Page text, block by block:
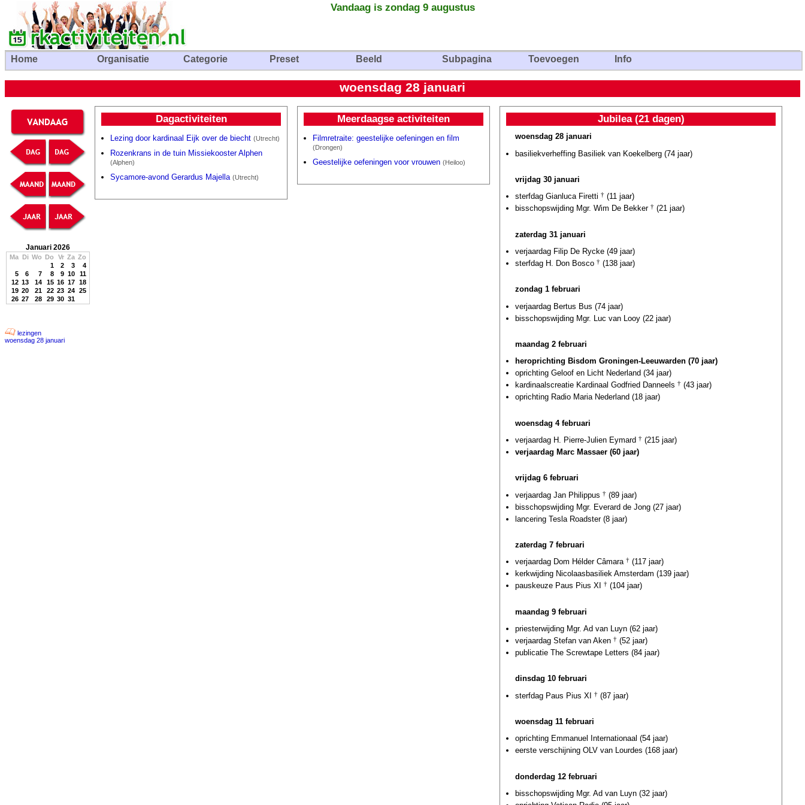
Vandaag is zondag 9 augustus
Home Organisatie Categorie Preset Beeld Subpagina Toevoegen Info
woensdag 28 januari
Januari 2026
Ma Di Wo Do Vr Za Zo
1
2 3
4
5
6 7 8 9 10
11
12 13 14 15 16 17 18
19 20 21 22 23 24 25
26 27 28 29 30 31
lezingen
woensdag 28 januari
Dagactiviteiten
Lezing door kardinaal Eijk over de biecht (Utrecht)
Rozenkrans in de tuin Missiekooster Alphen
(Alphen)
Sycamore-avond Gerardus Majella (Utrecht)
Meerdaagse activiteiten
Filmretraite: geestelijke oefeningen en film
(Drongen)
Geestelijke oefeningen voor vrouwen (Heiloo)
Jubilea (21 dagen)
woensdag 28 januari
basiliekverheffing Basiliek van Koekelberg (74 jaar)
vrijdag 30 januari
sterfdag Gianluca Firetti † (11 jaar)
bisschopswijding Mgr. Wim De Bekker † (21 jaar)
zaterdag 31 januari
verjaardag Filip De Rycke (49 jaar)
sterfdag H. Don Bosco † (138 jaar)
zondag 1 februari
verjaardag Bertus Bus (74 jaar)
bisschopswijding Mgr. Luc van Looy (22 jaar)
maandag 2 februari
heroprichting Bisdom Groningen-Leeuwarden (70 jaar)
oprichting Geloof en Licht Nederland (34 jaar)
kardinaalscreatie Kardinaal Godfried Danneels † (43 jaar)
oprichting Radio Maria Nederland (18 jaar)
woensdag 4 februari
verjaardag H. Pierre-Julien Eymard † (215 jaar)
verjaardag Marc Massaer (60 jaar)
vrijdag 6 februari
verjaardag Jan Philippus † (89 jaar)
bisschopswijding Mgr. Everard de Jong (27 jaar)
lancering Tesla Roadster (8 jaar)
zaterdag 7 februari
verjaardag Dom Hélder Câmara † (117 jaar)
kerkwijding Nicolaasbasiliek Amsterdam (139 jaar)
pauskeuze Paus Pius XI
† (104 jaar)
maandag 9 februari
priesterwijding Mgr. Ad van Luyn (62 jaar)
verjaardag Stefan van Aken † (52 jaar)
publicatie The Screwtape Letters (84 jaar)
dinsdag 10 februari
sterfdag Paus Pius XI † (87 jaar)
woensdag 11 februari
oprichting Emmanuel Internationaal (54 jaar)
eerste verschijning OLV van Lourdes (168 jaar)
donderdag 12 februari
bisschopswijding Mgr. Ad van Luyn (32 jaar)